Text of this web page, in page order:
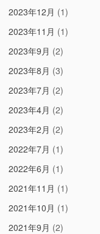
2023年12月 (1)
2023年11月 (1)
2023年9月 (2)
2023年8月 (3)
2023年7月 (2)
2023年4月 (2)
2023年2月 (2)
2022年7月 (1)
2022年6月 (1)
2021年11月 (1)
2021年10月 (1)
2021年9月 (2)